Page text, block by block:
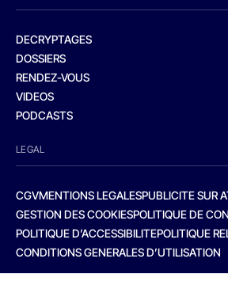
DECRYPTAGES
DOSSIERS
RENDEZ-VOUS
VIDEOS
PODCASTS
LEGAL
CGVMENTIONS LEGALESPUBLICITE SUR
GESTION DES COOKIESPOLITIQUE DE
POLITIQUE D’ACCESSIBILITEPOLITIQUE
CONDITIONS GENERALES D’UTILISATION